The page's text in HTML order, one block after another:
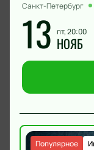
Санкт-Петербург
13 пт, 20:00
НОЯБ
Популярное